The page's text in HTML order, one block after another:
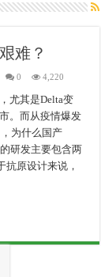
难？
0 4,220
尤其是Delta变
。而从疫情爆发
为什么国产
研发主要包含两
抗原设计来说，